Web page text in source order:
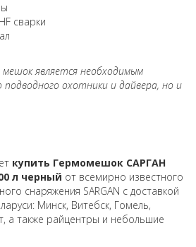
сварки
является необходимым
охотники и дайвера, но и
купить Гермомешок САРГАН
л черный от всемирно известного
снаряжения SARGAN с доставкой
Минск, Витебск, Гомель,
а также райцентры и небольшие